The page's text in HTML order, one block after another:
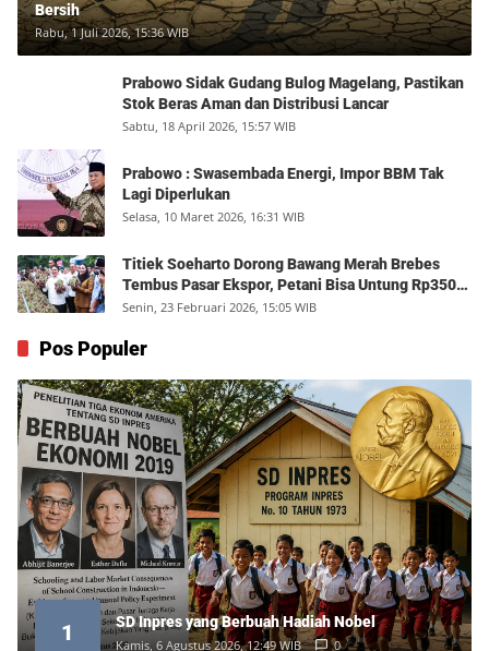
Bersih
Rabu, 1 Juli 2026, 15:36 WIB
Prabowo Sidak Gudang Bulog Magelang, Pastikan
Stok Beras Aman dan Distribusi Lancar
Sabtu, 18 April 2026, 15:57 WIB
Prabowo : Swasembada Energi, Impor BBM Tak
Lagi Diperlukan
Selasa, 10 Maret 2026, 16:31 WIB
Titiek Soeharto Dorong Bawang Merah Brebes
Tembus Pasar Ekspor, Petani Bisa Untung Rp350
Juta per Hektare
Senin, 23 Februari 2026, 15:05 WIB
Pos Populer
1 SD Inpres yang Berbuah Hadiah Nobel
Kamis, 6 Agustus 2026, 12:49 WIB 0